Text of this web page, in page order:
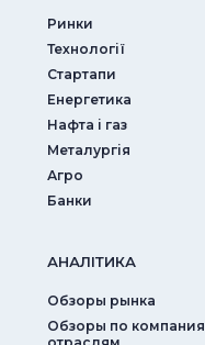
Ринки
Технології
Стартапи
Енергетика
Нафта і газ
Металургія
Агро
Банки
АНАЛIТИКА
Обзоры рынка
Обзоры по